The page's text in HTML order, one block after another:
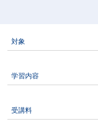
対象
学習内容
受講料